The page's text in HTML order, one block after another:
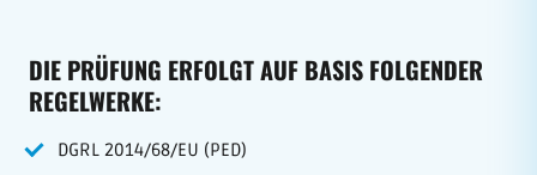
DIE PRÜFUNG ERFOLGT AUF BASIS FOLGENDER
REGELWERKE:
DGRL 2014/68/EU (PED)